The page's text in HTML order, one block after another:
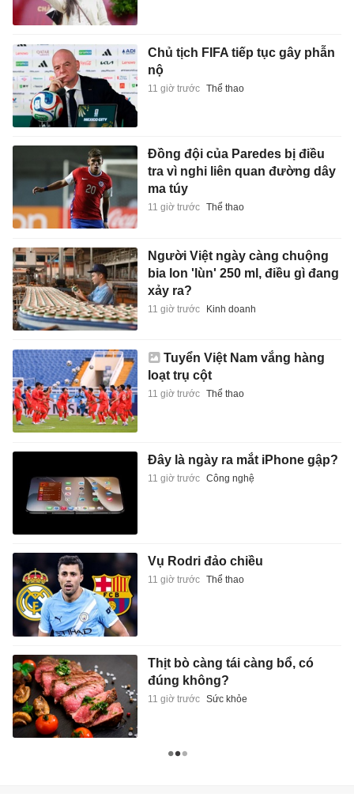
Chủ tịch FIFA tiếp tục gây phẫn
nộ
11 giờ trước Thể thao
Đồng đội của Paredes bị điều
tra vì nghi liên quan đường dây
ma túy
11 giờ trước Thể thao
Người Việt ngày càng chuộng
bia lon 'lùn' 250 ml, điều gì đang
xảy ra?
11 giờ trước Kinh doanh
Tuyển Việt Nam vắng hàng
loạt trụ cột
11 giờ trước Thể thao
Đây là ngày ra mắt iPhone gập?
11 giờ trước Công nghệ
Vụ Rodri đảo chiều
11 giờ trước Thể thao
Thịt bò càng tái càng bổ, có
đúng không?
11 giờ trước Sức khỏe